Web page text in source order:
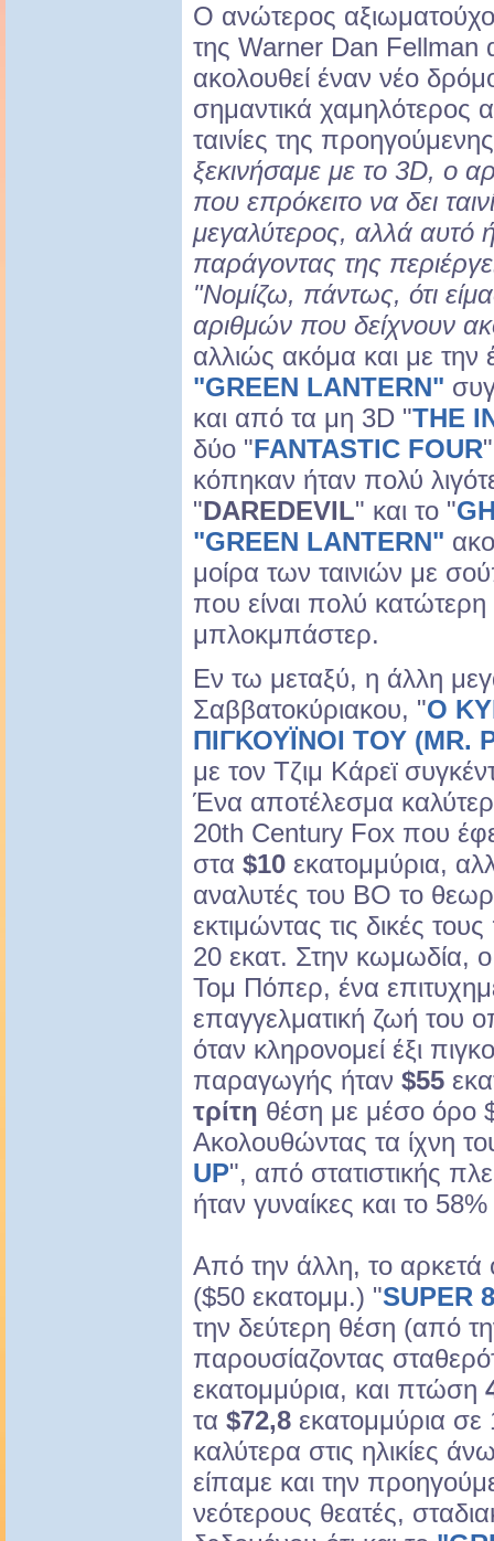
Ο ανώτερος
της Warner Dan Fellman
ακολουθεί έναν νέο
σημαντικά χαμηλότερος
ταινίες της
ξεκινήσαμε με το 3D, ο
που επρόκειτο να δει
μεγαλύτερος, αλλά αυτό
παράγοντας της
"Νομίζω, πάντως, ότι
αριθμών που δείχνουν
αλλιώς ακόμα και με την
"GREEN LANTERN"
και από τα μη 3D "THE
δύο "FANTASTIC FOUR
κόπηκαν ήταν πολύ
"DAREDEVIL" και το "
"GREEN LANTERN"
μοίρα των ταινιών με
που είναι πολύ
μπλοκμπάστερ.
Εν τω μεταξύ, η άλλη
Σαββατοκύριακου, "Ο
ΠΙΓΚΟΥΪΝΟΙ ΤΟΥ (MR.
με τον Τζιμ Κάρεϊ
Ένα αποτέλεσμα
20th Century Fox που
στα $10 εκατομμύρια,
αναλυτές του BO το
εκτιμώντας τις δικές
20 εκατ. Στην κωμωδία, ο
Τομ Πόπερ, ένα
επαγγελματική ζωή του
όταν κληρονομεί έξι
παραγωγής ήταν $55
τρίτη θέση με μέσο όρο
Ακολουθώντας τα ίχνη
UP", από στατιστικής
ήταν γυναίκες και το
Από την άλλη, το αρκετά
($50 εκατομμ.) "SUPER 8
την δεύτερη θέση (από
παρουσίαζοντας
εκατομμύρια, και πτώση
τα $72,8 εκατομμύρια
καλύτερα στις ηλικίες
είπαμε και την
νεότερους θεατές,